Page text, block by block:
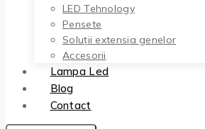
LED Tehnology
Pensete
Soluții extensia genelor
Accesorii
Lampa Led
Blog
Contact